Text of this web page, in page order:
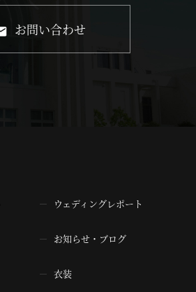
お問い合わせ
ウェディングレポート
お知らせ・ブログ
衣装